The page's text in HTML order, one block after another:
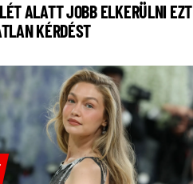
ALATT JOBB ELKERÜLNI EZT
KÉRDÉST